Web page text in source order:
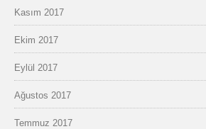
Kasım 2017
Ekim 2017
Eylül 2017
Ağustos 2017
Temmuz 2017